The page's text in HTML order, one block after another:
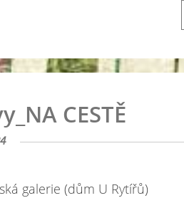
CESTĚ
galerie (dům U Rytířů)